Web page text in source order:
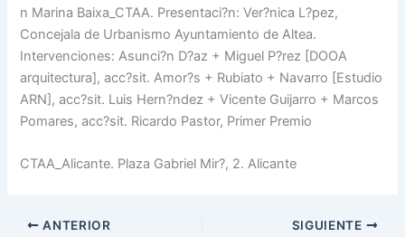
n Marina Baixa_CTAA. Presentaci?n: Ver?nica L?pez,
Concejala de Urbanismo Ayuntamiento de Altea.
Intervenciones: Asunci?n D?az + Miguel P?rez [DOOA
arquitectura], acc?sit. Amor?s + Rubiato + Navarro [Estudio
ARN], acc?sit. Luis Hern?ndez + Vicente Guijarro + Marcos
Pomares, acc?sit. Ricardo Pastor, Primer Premio
CTAA_Alicante. Plaza Gabriel Mir?, 2. Alicante
ANTERIOR SIGUIENTE